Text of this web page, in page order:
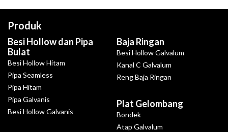
Produk
Besi Hollow dan Pipa
Bulat
Besi Hollow Hitam
Pipa Seamless
Pipa Hitam
Pipa Galvanis
Besi Hollow Galvanis
Baja Ringan
Besi Hollow Galvalum
Kanal C Galvalum
Reng Baja Ringan
Plat Gelombang
Bondek
Atap Galvalum